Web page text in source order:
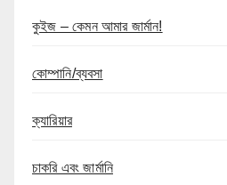
কুইজ – কেমন আমার জার্মান!
কোম্পানি/ব্যবসা
ক্যারিয়ার
চাকরি এবং জার্মানি